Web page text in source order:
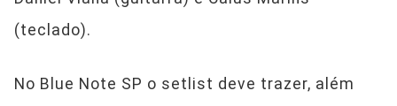
(teclado).
No Blue Note SP o setlist deve trazer, além